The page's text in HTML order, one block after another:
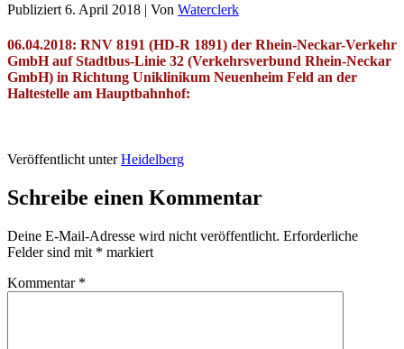
Publiziert 6. April 2018 | Von Waterclerk
06.04.2018: RNV 8191 (HD-R 1891) der Rhein-Neckar-Verkehr
GmbH auf Stadtbus-Linie 32 (Verkehrsverbund Rhein-Neckar
GmbH) in Richtung Uniklinikum Neuenheim Feld an der
Haltestelle am Hauptbahnhof:
Veröffentlicht unter Heidelberg
Schreibe einen Kommentar
Deine E-Mail-Adresse wird nicht veröffentlicht. Erforderliche
Felder sind mit * markiert
Kommentar *